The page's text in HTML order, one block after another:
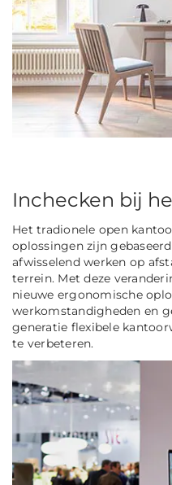
Inchecken bij
Het tradionele open
oplossingen zijn
afwisselend werken op
terrein. Met deze
nieuwe ergonomische
werkomstandigheden en
generatie flexibele
te verbeteren.